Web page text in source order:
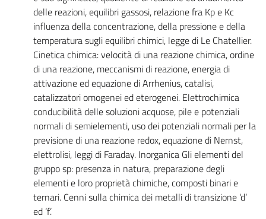
delle reazioni, equilibri gassosi, relazione fra Kp e Kc
influenza della concentrazione, della pressione e della
temperatura sugli equilibri chimici, legge di Le Chatellier.
Cinetica chimica: velocità di una reazione chimica, ordine
di una reazione, meccanismi di reazione, energia di
attivazione ed equazione di Arrhenius, catalisi,
catalizzatori omogenei ed eterogenei. Elettrochimica
conducibilità delle soluzioni acquose, pile e potenziali
normali di semielementi, uso dei potenziali normali per la
previsione di una reazione redox, equazione di Nernst,
elettrolisi, leggi di Faraday. Inorganica Gli elementi del
gruppo sp: presenza in natura, preparazione degli
elementi e loro proprietà chimiche, composti binari e
ternari. Cenni sulla chimica dei metalli di transizione ‘d’
ed ‘f’.